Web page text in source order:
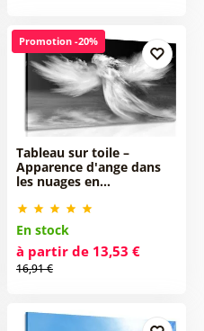
Promotion -20%
Tableau sur toile –
Apparence d'ange dans
les nuages en…
En stock
à partir de 13,53 €
16,91 €